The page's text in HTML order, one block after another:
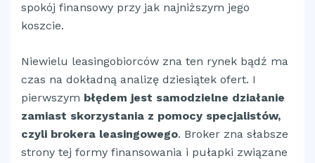
spokój finansowy przy jak najniższym jego
koszcie.
Niewielu leasingobiorców zna ten rynek bądź ma
czas na dokładną analizę dziesiątek ofert. I
pierwszym błędem jest samodzielne działanie
zamiast skorzystania z pomocy specjalistów,
czyli brokera leasingowego. Broker zna słabsze
strony tej formy finansowania i pułapki związane